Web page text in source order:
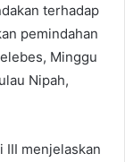
terhadap
pemindahan
Minggu
Nipah,
III menjelaskan